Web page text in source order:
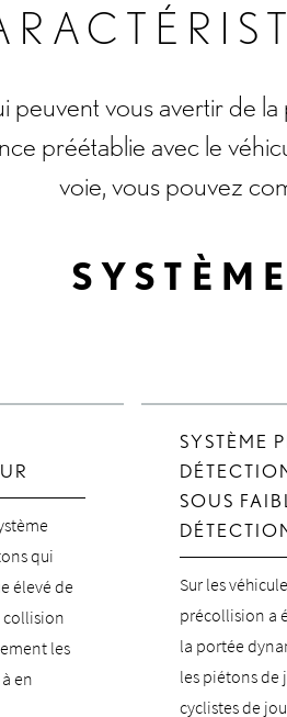
peuvent vous avertir de
préétablie avec le
voie, vous pouvez
qui
élevé de
collision
les
en
SYSTÈME
SOUS
Sur les
précollision a
la portée
les piétons de
cyclistes de